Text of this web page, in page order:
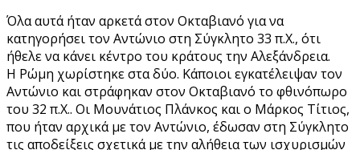
Όλα αυτά ήταν αρκετά στον Οκταβιανό για να
κατηγορήσει τον Αντώνιο στη Σύγκλητο 33 π.Χ., ότι
ήθελε να κάνει κέντρο του κράτους την Αλεξάνδρεια.
Η Ρώμη χωρίστηκε στα δύο. Κάποιοι εγκατέλειψαν τον
Αντώνιο και στράφηκαν στον Οκταβιανό το φθινόπωρο
του 32 π.Χ.. Οι Μουνάτιος Πλάνκος και ο Μάρκος Τίτιος,
που ήταν αρχικά με τον Αντώνιο, έδωσαν στη Σύγκλητο
τις αποδείξεις σχετικά με την αλήθεια των ισχυρισμών